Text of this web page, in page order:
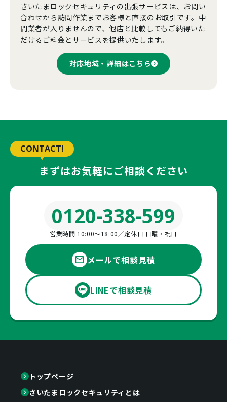
さいたまロックセキュリティの出張サービスは、お問い
合わせから訪問作業までお客様と直接のお取引です。中
間業者が入りませんので、他店と比較してもご納得いた
だけるご料金とサービスを提供いたします。
対応地域・詳細はこちら
CONTACT!
まずはお気軽にご相談ください
0120-338-599
営業時間 10:00〜18:00／定休日 日曜・祝日
メールで相談見積
LINEで相談見積
トップページ
さいたまロックセキュリティとは